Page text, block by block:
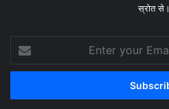
स्रोत से।
your
Email